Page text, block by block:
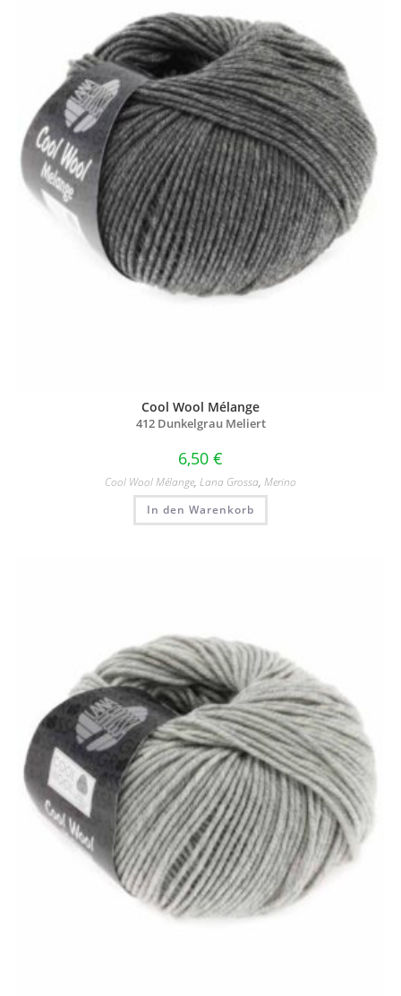
Cool Wool Mélange
412 Dunkelgrau Meliert
6,50 €
Cool Wool Mélange, Lana Grossa, Merino
In den Warenkorb